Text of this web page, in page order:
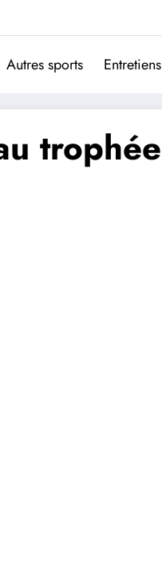
Autres sports Entretiens
trophée